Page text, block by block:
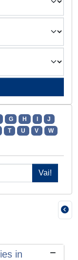
G H
J
T U V
W
in